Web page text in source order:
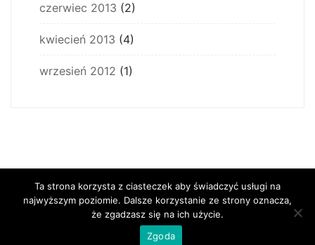
czerwiec 2013 (2)
kwiecień 2013 (4)
wrzesień 2012 (1)
Ta strona korzysta z ciasteczek aby świadczyć usługi na
najwyższym poziomie. Dalsze korzystanie ze strony oznacza,
że zgadzasz się na ich użycie.
Zgoda